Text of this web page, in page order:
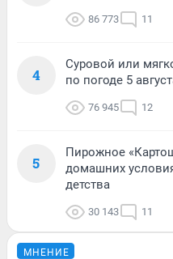
86 773 11
4
Суровой или
по погоде 5
76 945 12
5
Пирожное
домашних
детства
30 143 11
МНЕНИЕ